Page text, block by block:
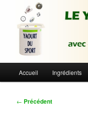
contenu
Le Yaourt
Du sport avec des vrais
principal
Accueil Ingrédients
Navigation
← Précédent